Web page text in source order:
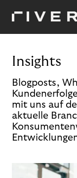
Insights
Blogposts,
mit uns auf
aktuelle